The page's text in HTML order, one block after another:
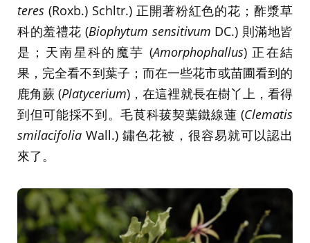
teres (Roxb.) Schltr.) 正開著粉紅色的花；酢漿草
科的羞禮花 (Biophytum sensitivum DC.) 則滿地皆
是；天南星科的魔芋 (Amorphophallus) 正在結
果，完全看不到葉子；而在一些花市或苗圃看到的
鹿角蕨 (Platycerium)，在這裡就長在樹丫上，看得
到但可能採不到。毛茛科菝契葉鐵線蓮 (Clematis
smilacifolia Wall.) 鏽色花被，很容易就可以認出
來了。